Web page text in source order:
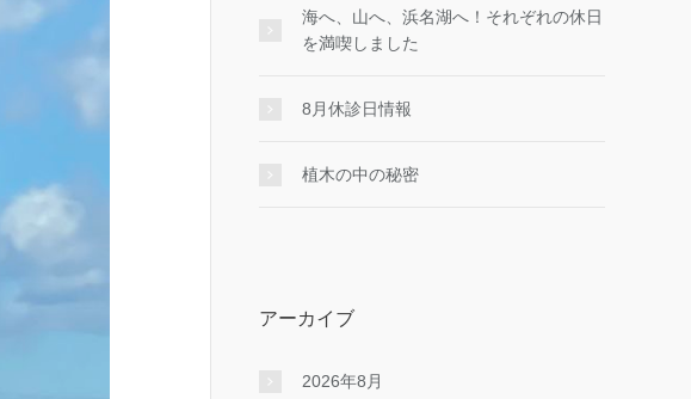
海へ、山へ、浜名湖へ！それぞれの休日
を満喫しました
8月休診日情報
植木の中の秘密
アーカイブ
2026年8月